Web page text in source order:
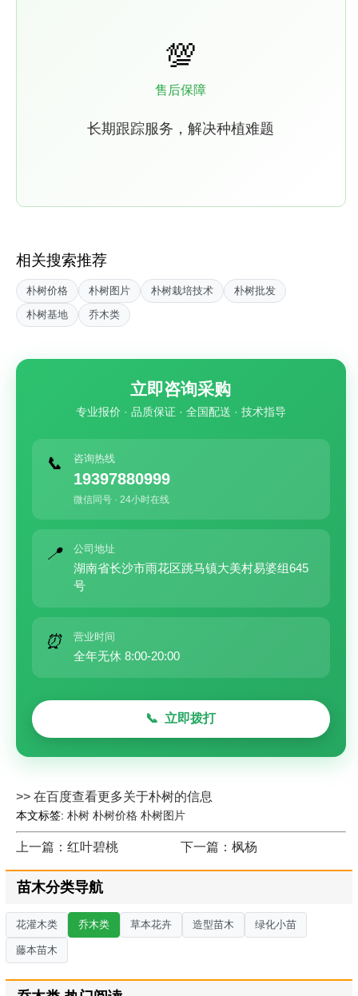
💯
售后保障
长期跟踪服务，解决种植难题
相关搜索推荐
朴树价格 朴树图片 朴树栽培技术
朴树批发
朴树基地
乔木类
立即咨询采购
专业报价 · 品质保证 · 全国配送 · 技术指导
📞 咨询热线
19397880999
微信同号 · 24小时在线
📍 公司地址
湖南省长沙市雨花区跳马镇大美村易婆组645
号
⏰ 营业时间
全年无休 8:00-20:00
📞 立即拨打
>> 在百度查看更多关于朴树的信息
本文标签: 朴树 朴树价格 朴树图片
上一篇：红叶碧桃 下一篇：枫杨
苗木分类导航
花灌木类 乔木类 草本花卉 造型苗木 绿化小苗
藤本苗木